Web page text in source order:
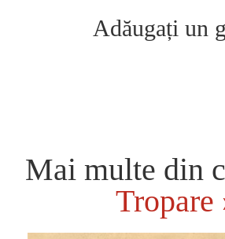
Adăugați un
Mai multe din
Tropare